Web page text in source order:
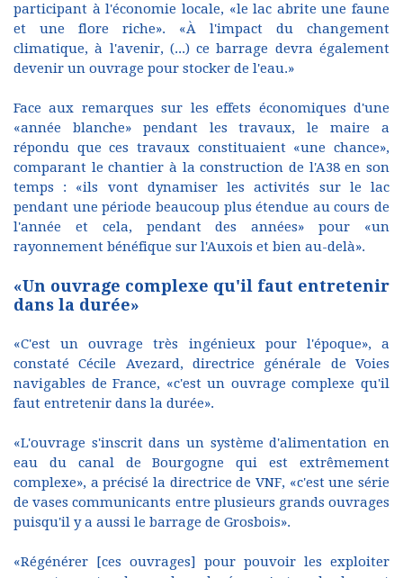
participant à l'économie locale, «le lac abrite une faune
et une flore riche». «À l'impact du changement
climatique, à l'avenir, (...) ce barrage devra également
devenir un ouvrage pour stocker de l'eau.»
Face aux remarques sur les effets économiques d'une
«année blanche» pendant les travaux, le maire a
répondu que ces travaux constituaient «une chance»,
comparant le chantier à la construction de l'A38 en son
temps : «ils vont dynamiser les activités sur le lac
pendant une période beaucoup plus étendue au cours de
l'année et cela, pendant des années» pour «un
rayonnement bénéfique sur l'Auxois et bien au-delà».
«Un ouvrage complexe qu'il faut entretenir
dans la durée»
«C'est un ouvrage très ingénieux pour l'époque», a
constaté Cécile Avezard, directrice générale de Voies
navigables de France, «c'est un ouvrage complexe qu'il
faut entretenir dans la durée».
«L'ouvrage s'inscrit dans un système d'alimentation en
eau du canal de Bourgogne qui est extrêmement
complexe», a précisé la directrice de VNF, «c'est une série
de vases communicants entre plusieurs grands ouvrages
puisqu'il y a aussi le barrage de Grosbois».
«Régénérer [ces ouvrages] pour pouvoir les exploiter